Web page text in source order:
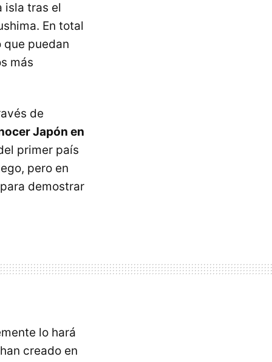
isla tras el
En total
que puedan
más
de
Japón en
primer país
pero en
demostrar
lo hará
creado en